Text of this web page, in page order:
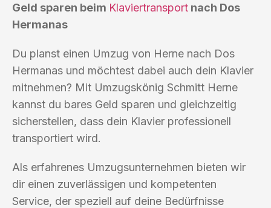
Geld sparen beim Klaviertransport nach Dos
Hermanas
Du planst einen Umzug von Herne nach Dos
Hermanas und möchtest dabei auch dein Klavier
mitnehmen? Mit Umzugskönig Schmitt Herne
kannst du bares Geld sparen und gleichzeitig
sicherstellen, dass dein Klavier professionell
transportiert wird.
Als erfahrenes Umzugsunternehmen bieten wir
dir einen zuverlässigen und kompetenten
Service, der speziell auf deine Bedürfnisse